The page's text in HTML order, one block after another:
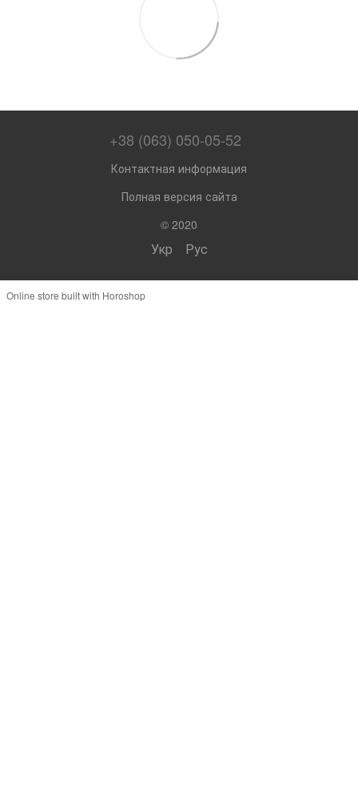
+38 (063) 050-05-52
Контактная информация
Полная версия сайта
© 2020
Укр Рус
Online store built with Horoshop